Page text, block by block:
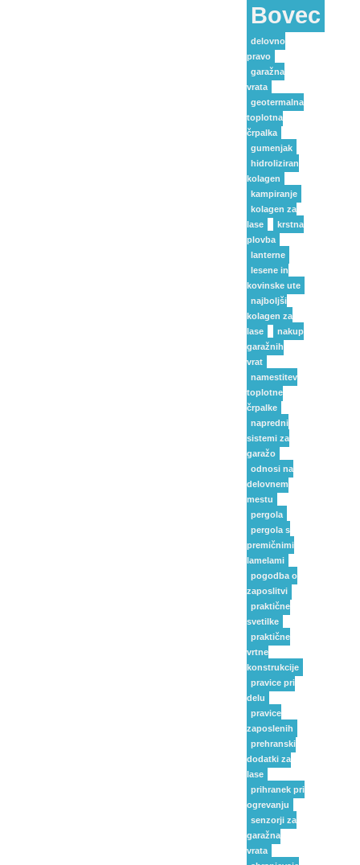
Bovec
delovno
pravo
garažna
vrata
geotermalna
toplotna
črpalka
gumenjak
hidroliziran
kolagen
kampiranje
kolagen za
lase
krstna
plovba
lanterne
lesene in
kovinske ute
najboljši
kolagen za
lase
nakup
garažnih
vrat
namestitev
toplotne
črpalke
napredni
sistemi za
garažo
odnosi na
delovnem
mestu
pergola
pergola s
premičnimi
lamelami
pogodba o
zaposlitvi
praktične
svetilke
praktične
vrtne
konstrukcije
pravice pri
delu
pravice
zaposlenih
prehranski
dodatki za
lase
prihranek pri
ogrevanju
senzorji za
garažna
vrata